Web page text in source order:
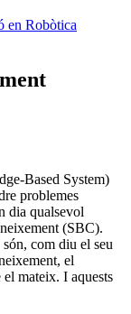
en Robòtica
Based System)
problemes
dia qualsevol
(SBC).
com diu el seu
el
mateix. I aquests